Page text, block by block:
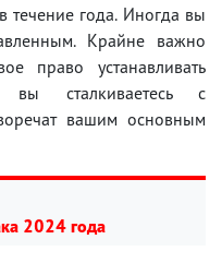
течение года. Иногда вы
Крайне важно
право устанавливать
сталкиваетесь с
вашим основным
2024 года